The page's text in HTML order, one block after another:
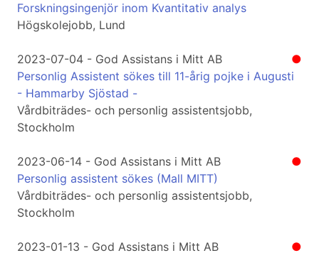
Forskningsingenjör inom Kvantitativ analys
Högskolejobb, Lund
●
2023-07-04 - God Assistans i Mitt AB
Personlig Assistent sökes till 11-årig pojke i Augusti
- Hammarby Sjöstad -
Vårdbiträdes- och personlig assistentsjobb,
Stockholm
●
2023-06-14 - God Assistans i Mitt AB
Personlig assistent sökes (Mall MITT)
Vårdbiträdes- och personlig assistentsjobb,
Stockholm
●
2023-01-13 - God Assistans i Mitt AB